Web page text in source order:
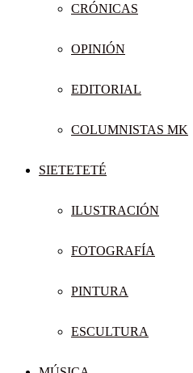
CRÓNICAS
OPINIÓN
EDITORIAL
COLUMNISTAS MK
SIETETETÉ
ILUSTRACIÓN
FOTOGRAFÍA
PINTURA
ESCULTURA